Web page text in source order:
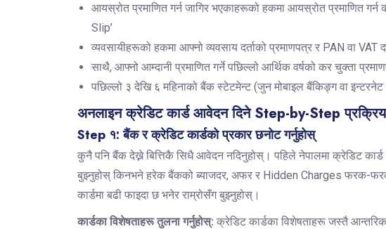
आयस्रोत प्रमाणित गर्न जागिर भएकाहरूको हकमा आयस्रोत प्रमाणित
Slip’
व्यवसायीहरूको हकमा आफ्नो व्यवसाय दर्ताको प्रमाणपत्र र PAN वा VAT
साथै, आफ्नो आम्दानी प्रमाणित गर्ने पछिल्लो आर्थिक वर्षको कर चुक्ता
पछिल्लो ३ देखि ६ महिनाको बैंक स्टेटमेन्ट (जुन मोबाइल बैंकिङ्ग वा
अनलाइन क्रेडिट कार्ड आवेदन दिने Step-by-Step
Step १: बैंक र क्रेडिट कार्डको प्रकार छनोट गर्नुहोस्
कुनै पनि बैंक देख्ने बित्तिकै सिधै आवेदन नदिनुहोस्। पहिले नेपालमा क्रेडिट
बुझ्नुहोस् किनभने हरेक बैंकको ब्याजदर, अफर र Hidden Charges फरक-
कार्डमा बढी फाइदा छ भनेर राम्रोसँग बुझ्नुहोस्।
कार्डका विशेषताहरू तुलना गर्नुहोस्: क्रेडिट कार्डका विशेषताहरू जस्तै आन्तरिक